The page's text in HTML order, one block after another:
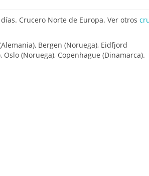
Crucero Norte de Europa. Ver otros
Bergen (Noruega), Eidfjord
(Noruega), Copenhague (Dinamarca).